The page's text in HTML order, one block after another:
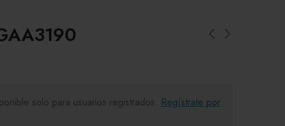
solo para usuarios registrados. Regístrate por